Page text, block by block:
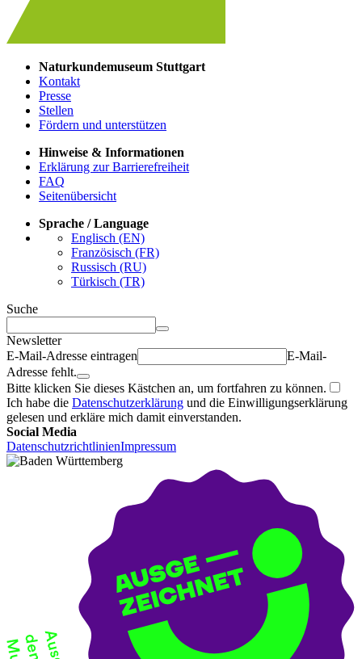
Naturkundemuseum Stuttgart
Kontakt
Presse
Stellen
Fördern und unterstützen
Hinweise & Informationen
Erklärung zur Barrierefreiheit
FAQ
Seitenübersicht
Sprache / Language
Englisch (EN)
Französisch (FR)
Russisch (RU)
Türkisch (TR)
Suche
Newsletter
E-Mail-Adresse eintragen
E-Mail-
Adresse fehlt.
Bitte klicken Sie dieses Kästchen an, um fortfahren zu können.
Ich habe die Datenschutzerklärung und die Einwilligungserklärung
gelesen und erkläre mich damit einverstanden.
Social Media
DatenschutzrichtlinienImpressum